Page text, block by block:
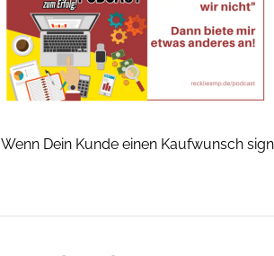
Wenn Dein Kunde einen Kaufwunsch